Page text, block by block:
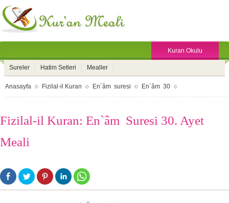
Kuran Okulu
Sureler Hatim Setleri Mealler
Anasayfa Fizilal-il Kuran En`âm suresi En`âm 30
Fizilal-il Kuran: En`âm Suresi 30. Ayet
Meali